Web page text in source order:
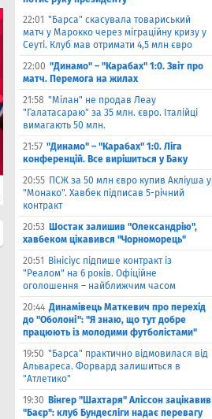
22:01 "Барса" скасувала товариський
матч у Марокко через міграційну кризу у
Сеуті. Клуб мав отримати 4,5 млн євро
22:00 "Динамо" – "Карабах" 1:0. Звіт про
матч. Перемога на жилах
21:58 "Мілан" не продав Леау
"Галатасараю" за 35 млн. євро. Італійці
вимагають 50 млн.
21:57 "Динамо" – "Карабах" 1:0. Ліга
конференцій. Все вирішиться у Баку
20:55 ПСЖ за 50 млн євро купив Акліуша у
"Монако". Хавбек підписав 5-річний
контракт
20:53 Шостак залишив "Олександрію",
хавбеком цікавився "Чорноморець"
20:51
Вінісіус підпише контракт із
"Реалом" на 6 років. Офіційне
оголошення – найближчим часом
20:44 Динамівець Маткевич про перехід
до "Оболоні": "Я знаю, що тут добре
працюють із молодими футболістами"
19:50 "Барса" практично відмовилася від
Альвареса. Форвард залишиться в
"Атлетико"
19:30 Вінгер "Шахтаря" Аліссон зацікавив
"Баєр": клуб Бундесліги надає перевагу